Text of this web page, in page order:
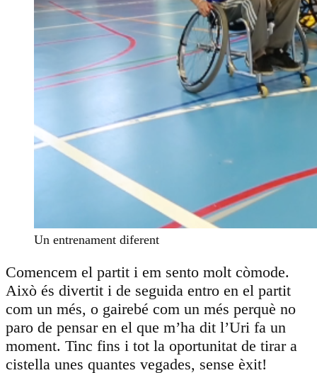
Un entrenament diferent
Comencem el partit i em sento molt còmode.
Això és divertit i de seguida entro en el partit
com un més, o gairebé com un més perquè no
paro de pensar en el que m’ha dit l’Uri fa un
moment. Tinc fins i tot la oportunitat de tirar a
cistella unes quantes vegades, sense èxit!